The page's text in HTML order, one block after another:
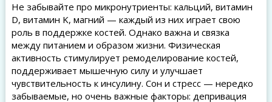
Не забывайте про микронутриенты: кальций, витамин
D, витамин K, магний — каждый из них играет свою
роль в поддержке костей. Однако важна и связка
между питанием и образом жизни. Физическая
активность стимулирует ремоделирование костей,
поддерживает мышечную силу и улучшает
чувствительность к инсулину. Сон и стресс — нередко
забываемые, но очень важные факторы: депривация